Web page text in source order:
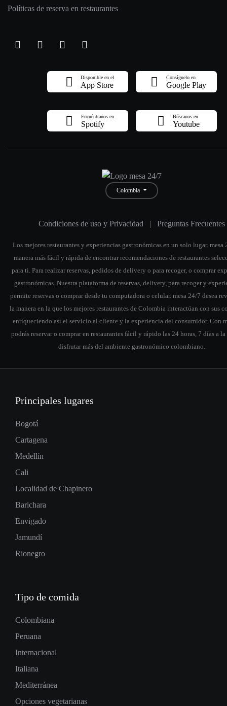
Políticas de reserva en restaurantes
Disponible en el
App Store
Consíguelo en
Google Play
Encuéntranos en
Spotify
Búscanos en
Youtube
Colombia
Condiciones de uso y Privacidad | Preguntas Frecuentes
Los mejores restaurantes y experiencias gastronómicas en un solo lugar. mesa
manera más fácil y rápida de encontrar recomendaciones de restaurantes
para ti. Para realizar reservas, pedidos de delivery o para recoger, o comprar
gastronómicas. Nuestra plataforma de reservas, delivery, para recoger y
permite reservas o comprar desde tu computadora o celular. mesa 24/7 desea
la manera en la que los mejores restaurantes de Colombia interactúan con sus
enriqueciendo así el servicio al cliente y la experiencia del consumidor. Con
podrás reservar o comprar en restaurantes fácil y rápido las 24 horas, 7 días a la
disfrutar más del ambiente gastronómico colombiano.
Principales lugares
Bogotá
Cartagena
Medellín
Cali
Localidad de Chapinero
Barichara
Envigado
Jamundí
Rionegro
Tipo de comida
Colombiana
Peruana
Internacional
Italiana
Mediterránea
Opciones vegetarianas